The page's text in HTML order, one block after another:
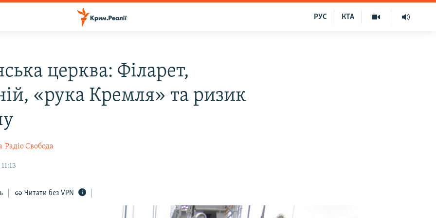
КТА
РУС
церква: Філарет,
«рука Кремля» та ризик
Радіо Свобода
Читати без VPN